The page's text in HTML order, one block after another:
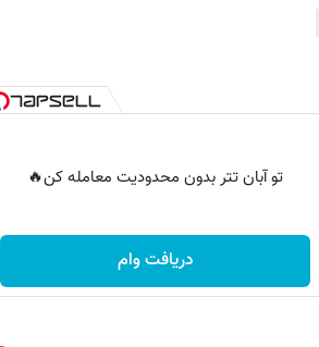
تو آبان تتر بدون محدودیت معامله کن🔥
دریافت وام